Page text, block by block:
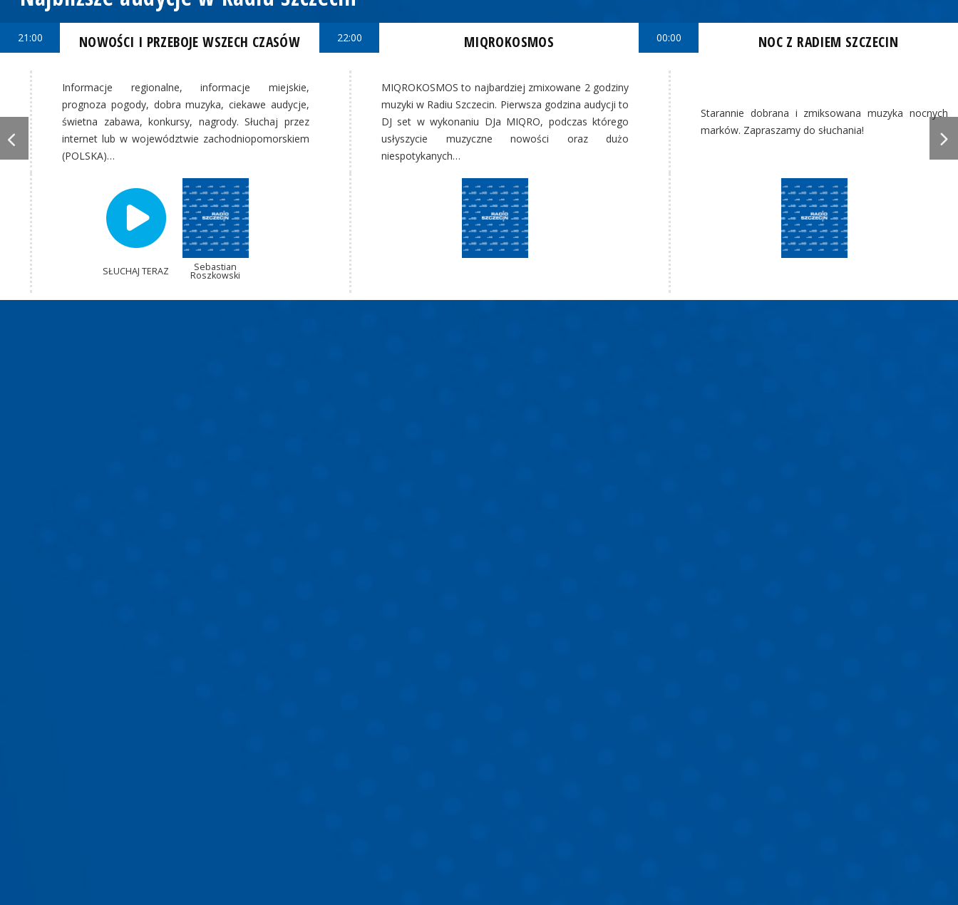
21:00 NOWOŚCI I PRZEBOJE WSZECH CZASÓW
Informacje regionalne, informacje miejskie,
prognoza pogody, dobra muzyka, ciekawe audycje,
świetna zabawa, konkursy, nagrody. Słuchaj przez
internet lub w województwie zachodniopomorskiem
(POLSKA)…
SŁUCHAJ TERAZ Sebastian
Roszkowski
22:00 MIQROKOSMOS
MIQROKOSMOS to najbardziej zmixowane 2 godziny
muzyki w Radiu Szczecin. Pierwsza godzina audycji to
DJ set w wykonaniu DJa MIQRO, podczas którego
usłyszycie muzyczne nowości oraz dużo
niespotykanych…
00:00 NOC Z RADIEM SZCZECIN
Starannie dobrana i zmiksowana muzyka nocnych
marków. Zapraszamy do słuchania!